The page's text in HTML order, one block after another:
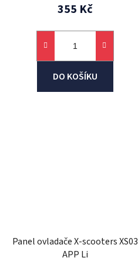
355 Kč
DO KOŠÍKU
Panel ovladače X-scooters XS03
APP Li